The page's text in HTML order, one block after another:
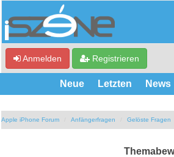
Anmelden Registrieren
Neue Letzten News
Apple iPhone Forum Anfängerfragen Gelöste Fragen